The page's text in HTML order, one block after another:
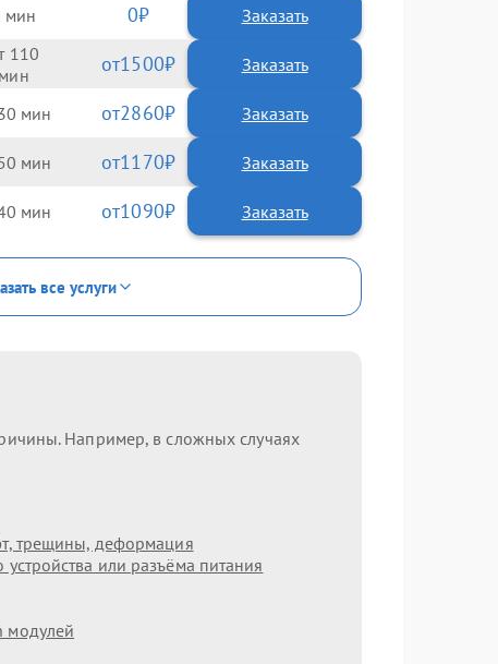
0 Заказать
110 1500
2860
50 1170
1090
все услуги
Например, в сложных случаях
трещины, деформация
или разъёма питания
модулей